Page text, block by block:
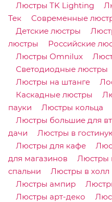
Люстры TK Lighting
Тек
Современные
Детские люстры
люстры
Российские
Люстры Omnilux
Светодиодные люстры
Люстры на штанге
Каскадные люстры
пауки
Люстры кольца
Люстры большие для
дачи
Люстры в
Люстры для кафе
для магазинов
Люстры
спальни
Люстры в холл
Люстры ампир
Люстры арт-деко